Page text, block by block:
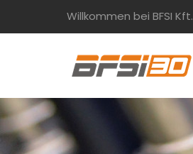
Willkommen bei BFSI Kft.